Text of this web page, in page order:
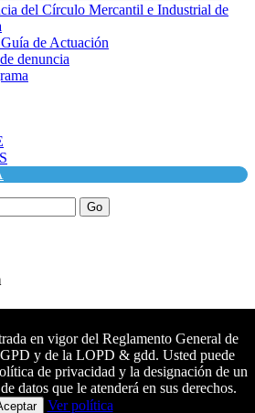
del Círculo Mercantil e Industrial de
de Actuación
denuncia
Go
Buscar
principales
en vigor del Reglamento General de
y de la LOPD & gdd. Usted puede
de privacidad y la designación de un
datos que le atenderá en sus derechos.
Ver política